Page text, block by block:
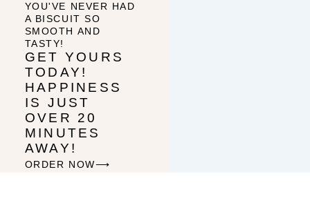
YOU'VE NEVER HAD
A BISCUIT SO
SMOOTH AND
TASTY!
GET YOURS
TODAY!
HAPPINESS
IS JUST
OVER 20
MINUTES
AWAY!
ORDER NOW⟶